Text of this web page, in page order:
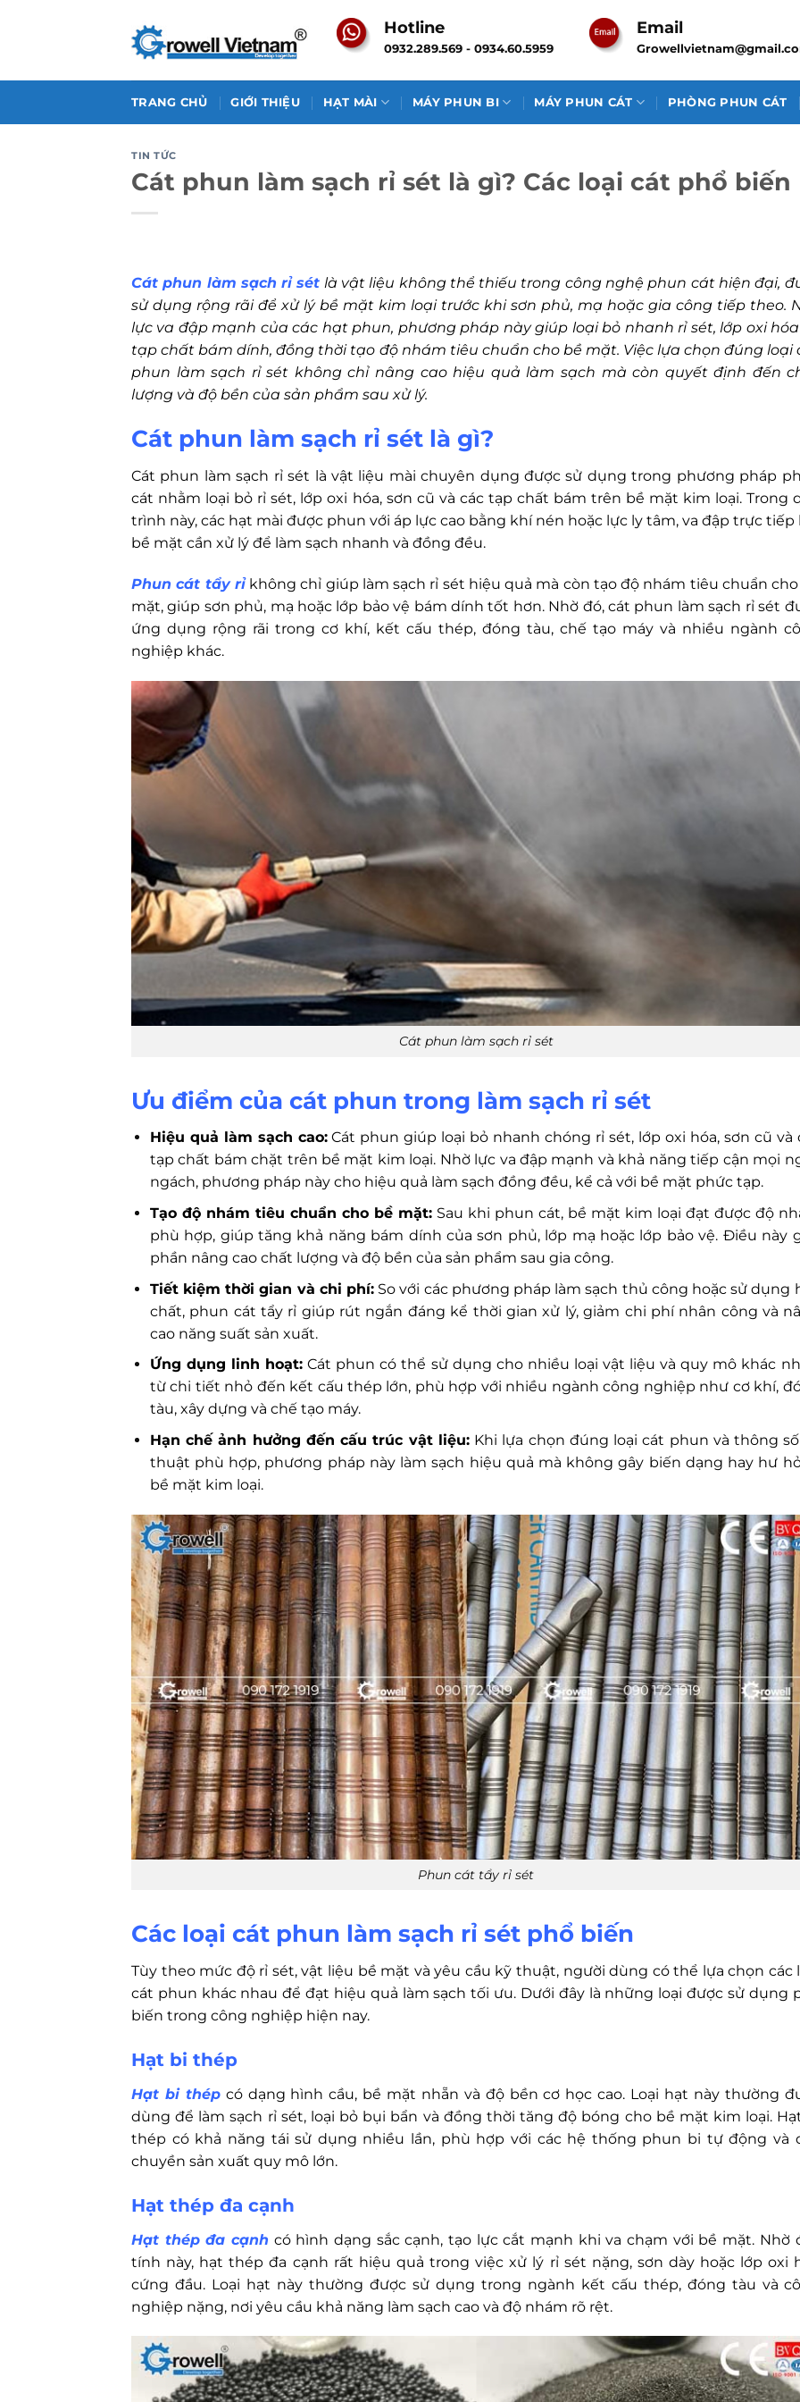
Hotline
0932.289.569 - 0934.60.5959
Email
TRANG CHỦ GIỚI THIỆU HẠT MÀI MÁY PHUN BI MÁY PHUN CÁT PHÒNG PHUN CÁT
TIN TỨC
Cát phun làm sạch rỉ sét là gì? Các loại cát phổ biến
Cát phun làm sạch rỉ sét là vật liệu không thể thiếu trong công nghệ phun cát hiện đại,
sử dụng rộng rãi để xử lý bề mặt kim loại trước khi sơn phủ, mạ hoặc gia công tiếp theo.
lực va đập mạnh của các hạt phun, phương pháp này giúp loại bỏ nhanh rỉ sét, lớp oxi
tạp chất bám dính, đồng thời tạo độ nhám tiêu chuẩn cho bề mặt. Việc lựa chọn đúng loại
phun làm sạch rỉ sét không chỉ nâng cao hiệu quả làm sạch mà còn quyết định đến
lượng và độ bền của sản phẩm sau xử lý.
Cát phun làm sạch rỉ sét là gì?
Cát phun làm sạch rỉ sét là vật liệu mài chuyên dụng được sử dụng trong phương pháp
cát nhằm loại bỏ rỉ sét, lớp oxi hóa, sơn cũ và các tạp chất bám trên bề mặt kim loại. Trong
trình này, các hạt mài được phun với áp lực cao bằng khí nén hoặc lực ly tâm, va đập trực tiếp
bề mặt cần xử lý để làm sạch nhanh và đồng đều.
Phun cát tẩy rỉkhông chỉ giúp làm sạch rỉ sét hiệu quả mà còn tạo độ nhám tiêu chuẩn
mặt, giúp sơn phủ, mạ hoặc lớp bảo vệ bám dính tốt hơn. Nhờ đó, cát phun làm sạch rỉ sét
ứng dụng rộng rãi trong cơ khí, kết cấu thép, đóng tàu, chế tạo máy và nhiều ngành
nghiệp khác.
Cát phun làm sạch rỉ sét
Ưu điểm của cát phun trong làm sạch rỉ sét
Hiệu quả làm sạch cao:Cát phun giúp loại bỏ nhanh chóng rỉ sét, lớp oxi hóa, sơn cũ và
tạp chất bám chặt trên bề mặt kim loại. Nhờ lực va đập mạnh và khả năng tiếp cận mọi
ngách, phương pháp này cho hiệu quả làm sạch đồng đều, kể cả với bề mặt phức tạp.
Tạo độ nhám tiêu chuẩn cho bề mặt:Sau khi phun cát, bề mặt kim loại đạt được độ
phù hợp, giúp tăng khả năng bám dính của sơn phủ, lớp mạ hoặc lớp bảo vệ. Điều này
phần nâng cao chất lượng và độ bền của sản phẩm sau gia công.
Tiết kiệm thời gian và chi phí:So với các phương pháp làm sạch thủ công hoặc sử dụng
chất, phun cát tẩy rỉ giúp rút ngắn đáng kể thời gian xử lý, giảm chi phí nhân công và
cao năng suất sản xuất.
Ứng dụng linh hoạt: Cát phun có thể sử dụng cho nhiều loại vật liệu và quy mô khác
từ chi tiết nhỏ đến kết cấu thép lớn, phù hợp với nhiều ngành công nghiệp như cơ khí,
tàu, xây dựng và chế tạo máy.
Hạn chế ảnh hưởng đến cấu trúc vật liệu:Khi lựa chọn đúng loại cát phun và thông
thuật phù hợp, phương pháp này làm sạch hiệu quả mà không gây biến dạng hay hư
bề mặt kim loại.
Phun cát tẩy rỉ sét
Các loại cát phun làm sạch rỉ sét phổ biến
Tùy theo mức độ rỉ sét, vật liệu bề mặt và yêu cầu kỹ thuật, người dùng có thể lựa chọn các
cát phun khác nhau để đạt hiệu quả làm sạch tối ưu. Dưới đây là những loại được sử dụng
biến trong công nghiệp hiện nay.
Hạt bi thép
Hạt bi thépcó dạng hình cầu, bề mặt nhẵn và độ bền cơ học cao. Loại hạt này thường
dùng để làm sạch rỉ sét, loại bỏ bụi bẩn và đồng thời tăng độ bóng cho bề mặt kim loại.
thép có khả năng tái sử dụng nhiều lần, phù hợp với các hệ thống phun bi tự động và
chuyền sản xuất quy mô lớn.
Hạt thép đa cạnh
Hạt thép đa cạnh có hình dạng sắc cạnh, tạo lực cắt mạnh khi va chạm với bề mặt. Nhờ
tính này, hạt thép đa cạnh rất hiệu quả trong việc xử lý rỉ sét nặng, sơn dày hoặc lớp oxi
cứng đầu. Loại hạt này thường được sử dụng trong ngành kết cấu thép, đóng tàu và
nghiệp nặng, nơi yêu cầu khả năng làm sạch cao và độ nhám rõ rệt.